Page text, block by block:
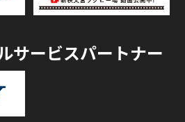
サービスパートナー